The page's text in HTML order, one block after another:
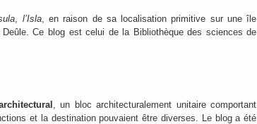
l’Isla, en raison de sa localisation primitive sur une île
Ce blog est celui de la Bibliothèque des sciences de
, un bloc architecturalement unitaire comportant
et la destination pouvaient être diverses. Le blog a été